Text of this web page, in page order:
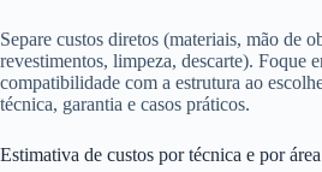
Separe custos diretos (materiais, mão de
revestimentos, limpeza, descarte). Foque
compatibilidade com a estrutura ao
técnica, garantia e casos práticos.
Estimativa de custos por técnica e por